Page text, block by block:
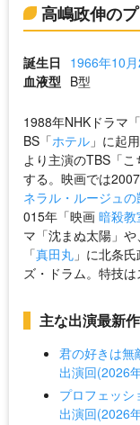
高嶋政伸の
誕生日 1966年10
血液型 B型
1988年NHKドラマ
BS「ホテル 」に起
より主演のTBS「
する。映画では
ネラル・ルージュの
015年「映画 暗殺教
マ「沈まぬ太陽」
「真田丸 」に北条
ズ・ドラム。特技は
主な出演最新作
君の好きは無
出演回(2026
プロフェッ
出演回(2026